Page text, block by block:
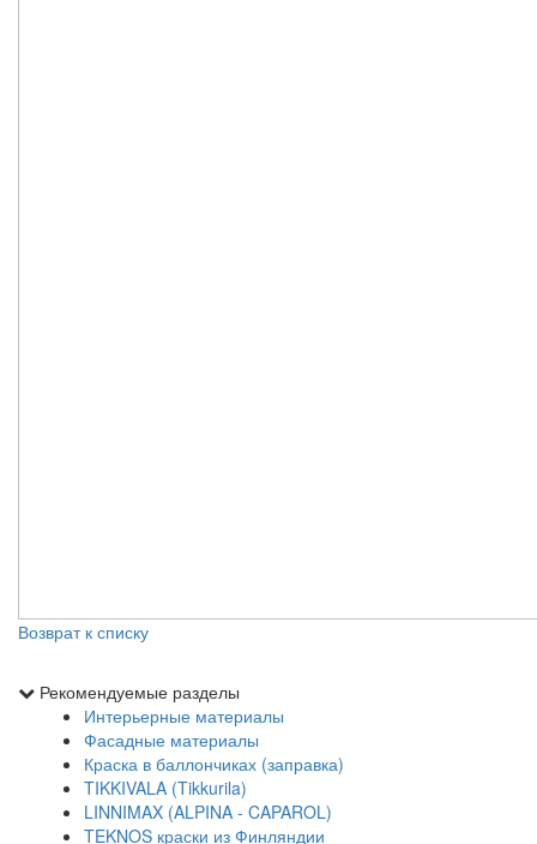
Возврат к списку
Рекомендуемые разделы
Интерьерные материалы
Фасадные материалы
Краска в баллончиках (заправка)
TIKKIVALA (Tikkurila)
LINNIMAX (ALPINA - CAPAROL)
TEKNOS краски из Финляндии